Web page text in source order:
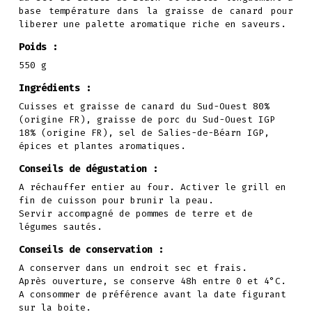
base température dans la graisse de canard pour
liberer une palette aromatique riche en saveurs.
Poids :
550 g
Ingrédients :
Cuisses et graisse de canard du Sud-Ouest 80%
(origine FR), graisse de porc du Sud-Ouest IGP
18% (origine FR), sel de Salies-de-Béarn IGP,
épices et plantes aromatiques.
Conseils de dégustation :
A réchauffer entier au four. Activer le grill en
fin de cuisson pour brunir la peau.
Servir accompagné de pommes de terre et de
légumes sautés.
Conseils de conservation :
A conserver dans un endroit sec et frais.
Après ouverture, se conserve 48h entre 0 et 4°C.
A consommer de préférence avant la date figurant
sur la boite.